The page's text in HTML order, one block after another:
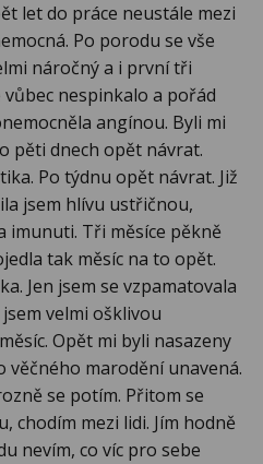
let do práce neustále mezi
Po porodu se vše
náročný a i první tři
nespinkalo a pořád
angínou. Byli mi
pěti dnech opět návrat.
Po týdnu opět návrat. Již
jsem hlívu ustřičnou,
imunuti. Tři měsíce pěkně
tak měsíc na to opět.
Jen jsem se vzpamatovala
velmi ošklivou
Opět mi byli nasazeny
věčného marodění unavená.
se potím. Přitom se
chodím mezi lidi. Jím hodně
nevím, co víc pro sebe